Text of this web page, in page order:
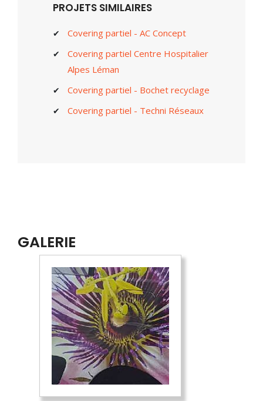
PROJETS SIMILAIRES
Covering partiel - AC Concept
Covering partiel Centre Hospitalier
Alpes Léman
Covering partiel - Bochet recyclage
Covering partiel - Techni Réseaux
GALERIE